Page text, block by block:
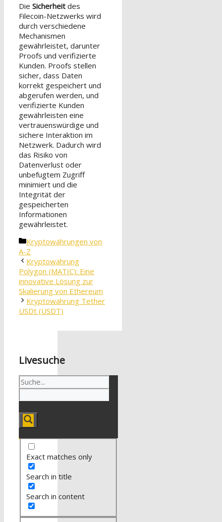
Die Sicherheit des
Filecoin-Netzwerks wird
durch verschiedene
Mechanismen
gewährleistet, darunter
Proofs und verifizierte
Kunden. Proofs stellen
sicher, dass Daten
korrekt gespeichert und
abgerufen werden, und
verifizierte Kunden
gewährleisten eine
vertrauenswürdige und
sichere Interaktion im
Netzwerk. Dadurch wird
das Risiko von
Datenverlust oder
unbefugtem Zugriff
minimiert und die
Integrität der
gespeicherten
Informationen
gewährleistet.
Kategorien
Kryptowährungen von
A-Z
Kryptowährung
Polygon (MATIC): Eine
innovative Lösung zur
Skalierung von Ethereum
Kryptowährung Tether
USDt (USDT)
Livesuche
Exact matches only
Search in title
Search in content